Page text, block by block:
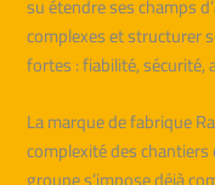
complexes et structurer
fortes : fiabilité, sécurité,
La marque de fabrique
complexité des